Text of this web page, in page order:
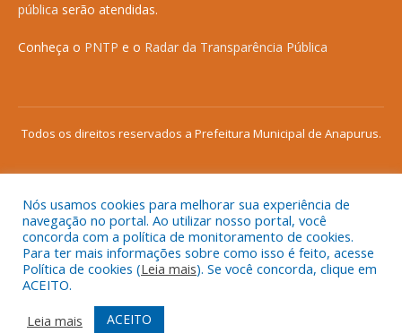
pública serão atendidas.
Conheça o PNTP e o Radar da Transparência Pública
Todos os direitos reservados a Prefeitura Municipal de Anapurus.
Mapa do Site
Acessar Área Administrativa
Acessar o Webmail
Nós usamos cookies para melhorar sua experiência de
navegação no portal. Ao utilizar nosso portal, você
concorda com a política de monitoramento de cookies.
Para ter mais informações sobre como isso é feito, acesse
Política de cookies (Leia mais). Se você concorda, clique em
ACEITO.
Leia mais
ACEITO